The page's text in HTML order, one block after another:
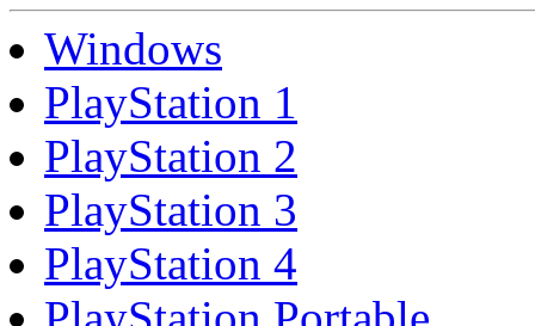
Windows
PlayStation 1
PlayStation 2
PlayStation 3
PlayStation 4